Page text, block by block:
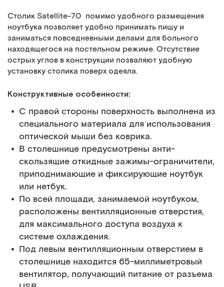
Столик Satellite-70 помимо удобного размещения
ноутбука позволяет удобно принимать пищу и
заниматься повседневными делами для больного
находящегося на постельном режиме. Отсутствие
острых углов в конструкции позваляют удобную
установку столика поверх одеяла.
Конструктивные особенности:
С правой стороны поверхность выполнена из
специального материала для использования
оптической мыши без коврика.
В столешнице предусмотрены анти-
скользящие откидные зажимы-ограничители,
приподнимающие и фиксирующие ноутбук
или нетбук.
По всей площади, занимаемой ноутбуком,
расположены вентилляционные отверстия,
для максимального доступа воздуха к
системе охлаждения.
Под левым вентилляционным отверстием в
столешнице находится 65-миллиметровый
вентилятор, получающий питание от разъема